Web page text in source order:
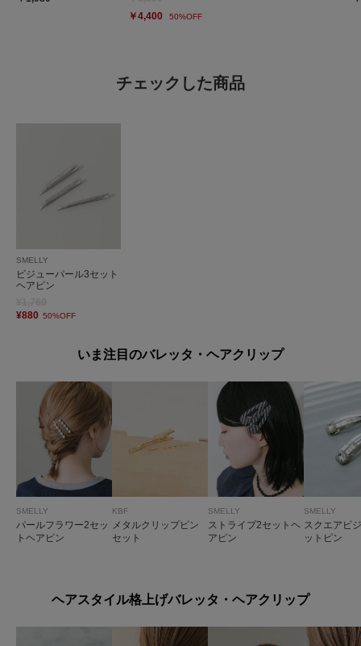
￥4,400
50%OFF
チェックした商品
SMELLY
ビジューパール3セット
ヘアピン
¥880 50%OFF
いま注目のバレッタ・ヘアクリップ
SMELLY
パールフラワー2セッ
トヘアピン
KBF
メタルクリップピン
セット
SMELLY
ストライプ2セットヘ
アピン
SMELLY
スクエアビ
ットピン
ヘアスタイル格上げバレッタ・ヘアクリップ